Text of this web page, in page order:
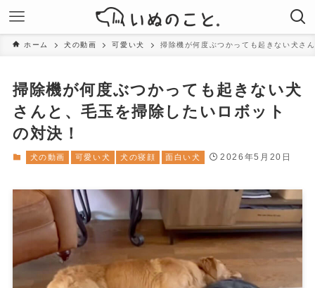
ホーム 犬の動画 可愛い犬 掃除機が何度ぶつかっても起きない犬さ
掃除機が何度ぶつかっても起きない犬
さんと、毛玉を掃除したいロボット
の対決！
犬の動画 可愛い犬 犬の寝顔 面白い犬 2026年5月20日